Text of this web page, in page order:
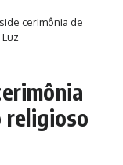
cerimônia de
religioso